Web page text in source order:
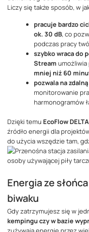
Liczy się także sposób, w
pracuje bardzo
ok. 30 dB, co
podczas pracy
szybko wraca do
Stream umożliwia
mniej niż 60
pozwala na
monitorowanie
harmonogramów
Dzięki temu EcoFlow
źródło energii dla
do użycia wszędzie tam,
Energia ze
biwaku
Gdy zatrzymujesz się w
kempingu czy w bazie